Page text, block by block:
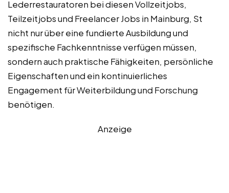
Lederrestauratoren bei diesen Vollzeitjobs,
Teilzeitjobs und Freelancer Jobs in Mainburg, St
nicht nur über eine fundierte Ausbildung und
spezifische Fachkenntnisse verfügen müssen,
sondern auch praktische Fähigkeiten, persönliche
Eigenschaften und ein kontinuierliches
Engagement für Weiterbildung und Forschung
benötigen.
Anzeige